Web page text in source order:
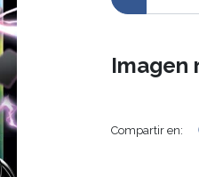
Imagen
Compartir en: